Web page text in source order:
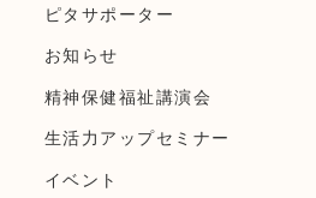
ピタサポーター
お知らせ
精神保健福祉講演会
生活力アップセミナー
イベント